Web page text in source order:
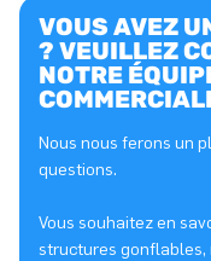
VOUS AVEZ
? VEUILLEZ
NOTRE
Nous nous ferons un
questions.
Vous souhaitez en
structures gonflables,